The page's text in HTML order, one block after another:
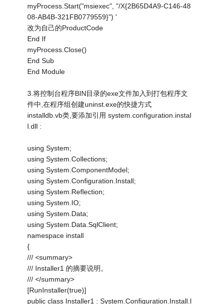
myProcess.Start("msiexec", "/X{2B65D4A9-C146-48
08-AB4B-321FB0779559}") '
改为自己的ProductCode
End If
myProcess.Close()
End Sub
End Module
3.将控制台程序BIN目录的exe文件加入到打包程序文
件中,在程序组创建uninst.exe的快捷方式
installdb.vb类,要添加引用 system.configuration.instal
l.dll :
using System;
using System.Collections;
using System.ComponentModel;
using System.Configuration.Install;
using System.Reflection;
using System.IO;
using System.Data;
using System.Data.SqlClient;
namespace install
{
/// <summary>
/// Installer1 的摘要说明。
/// </summary>
[RunInstaller(true)]
public class Installer1 : System.Configuration.Install.I